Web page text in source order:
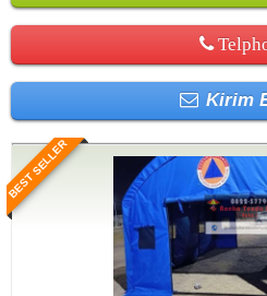
Kirim
BEST SELLER